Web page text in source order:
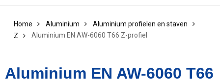
Home Aluminium
Aluminium profielen en staven
Z
Aluminium EN AW-6060 T66 Z-profiel
Aluminium EN AW-6060 T66